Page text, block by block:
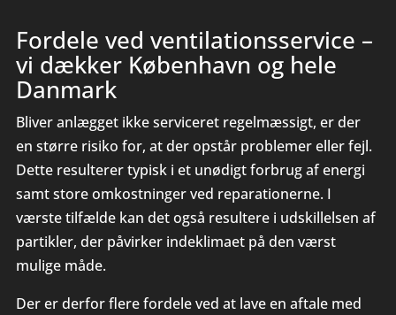
Fordele ved ventilationsservice –
vi dækker København og hele
Danmark
Bliver anlægget ikke serviceret regelmæssigt, er der
en større risiko for, at der opstår problemer eller fejl.
Dette resulterer typisk i et unødigt forbrug af energi
samt store omkostninger ved reparationerne. I
værste tilfælde kan det også resultere i udskillelsen af
partikler, der påvirker indeklimaet på den værst
mulige måde.
Der er derfor flere fordele ved at lave en aftale med